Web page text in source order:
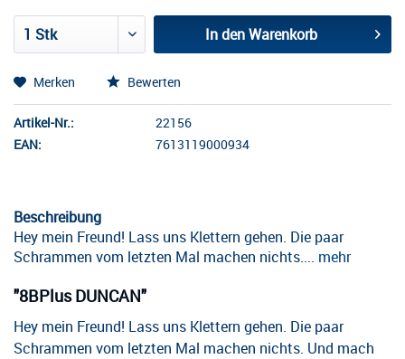
In denWarenkorb
Merken Bewerten
Artikel-Nr.:
22156
EAN:
7613119000934
Beschreibung
Hey mein Freund! Lass uns Klettern gehen. Die paar
Schrammen vom letzten Mal machen nichts.... mehr
"8BPlus DUNCAN"
Hey mein Freund! Lass uns Klettern gehen. Die paar
Schrammen vom letzten Mal machen nichts. Und mach